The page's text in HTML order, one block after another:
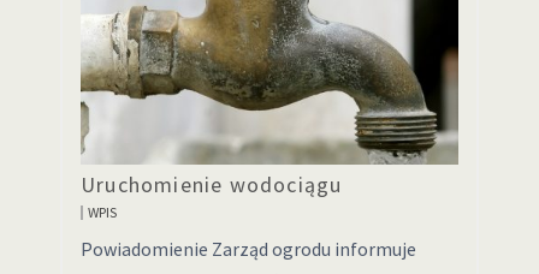
Uruchomienie wodociągu
WPIS
Powiadomienie Zarząd ogrodu informuje